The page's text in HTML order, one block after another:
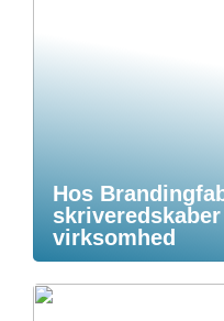
Hos
virksomhed